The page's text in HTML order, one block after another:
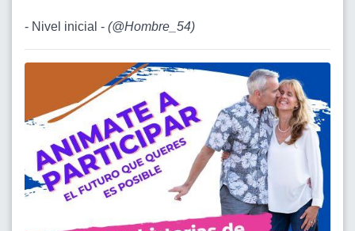
- Nivel inicial - (@Hombre_54)